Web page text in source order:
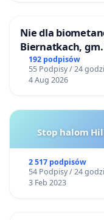
Nie dla
Biernatkach,
192 podpisów
55 Podpisy / 24
4 Aug 2026
Stop halom
2 517 podpisów
54 Podpisy / 24
3 Feb 2023